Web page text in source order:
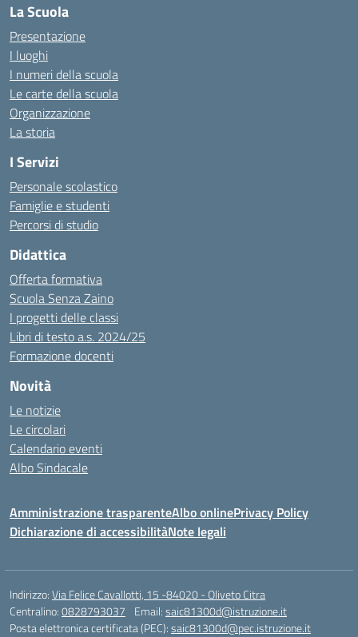
La Scuola
Presentazione
I luoghi
I numeri della scuola
Le carte della scuola
Organizzazione
La storia
I Servizi
Personale scolastico
Famiglie e studenti
Percorsi di studio
Didattica
Offerta formativa
Scuola Senza Zaino
I progetti delle classi
Libri di testo a.s. 2024/25
Formazione docenti
Novità
Le notizie
Le circolari
Calendario eventi
Albo Sindacale
Amministrazione trasparenteAlbo onlinePrivacy Policy
Dichiarazione di accessibilitàNote legali
Indirizzo:Via Felice Cavallotti, 15 -84020 - Oliveto Citra
Centralino:0828793037 Email:saic81300d@istruzione.it
Posta elettronica certificata (PEC):saic81300d@pec.istruzione.it